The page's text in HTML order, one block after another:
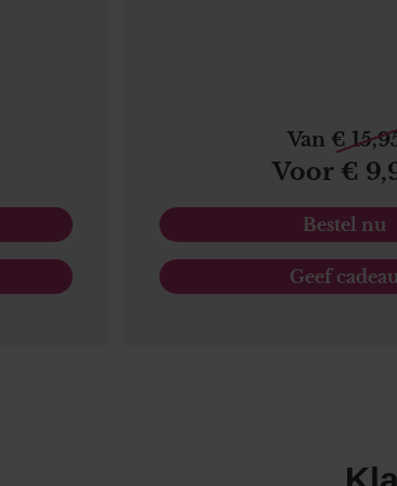
Van €
Voor €
Bestel nu
Geef